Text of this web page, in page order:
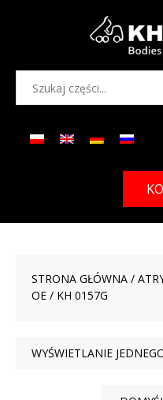
STRONA GŁÓWNA /
OE / KH 0157G
WYŚWIETLANIE